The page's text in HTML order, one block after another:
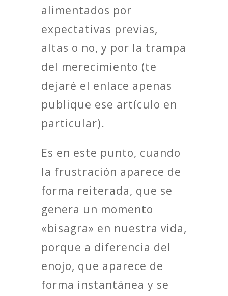
alimentados por
expectativas previas,
altas o no, y por la trampa
del merecimiento (te
dejaré el enlace apenas
publique ese artículo en
particular).
Es en este punto, cuando
la frustración aparece de
forma reiterada, que se
genera un momento
«bisagra» en nuestra vida,
porque a diferencia del
enojo, que aparece de
forma instantánea y se